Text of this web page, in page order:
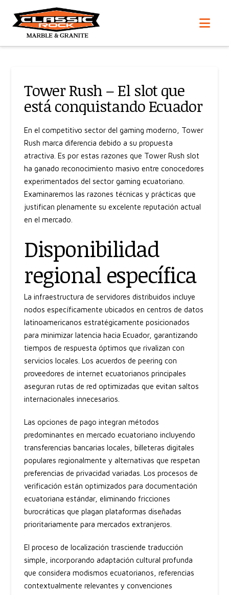
Tower Rush – El slot que
está conquistando Ecuador
En el competitivo sector del gaming moderno, Tower
Rush marca diferencia debido a su propuesta
atractiva. Es por estas razones que Tower Rush slot
ha ganado reconocimiento masivo entre conocedores
experimentados del sector gaming ecuatoriano.
Examinaremos las razones técnicas y prácticas que
justifican plenamente su excelente reputación actual
en el mercado.
Disponibilidad
regional específica
La infraestructura de servidores distribuidos incluye
nodos específicamente ubicados en centros de datos
latinoamericanos estratégicamente posicionados
para minimizar latencia hacia Ecuador, garantizando
tiempos de respuesta óptimos que rivalizan con
servicios locales. Los acuerdos de peering con
proveedores de internet ecuatorianos principales
aseguran rutas de red optimizadas que evitan saltos
internacionales innecesarios.
Las opciones de pago integran métodos
predominantes en mercado ecuatoriano incluyendo
transferencias bancarias locales, billeteras digitales
populares regionalmente y alternativas que respetan
preferencias de privacidad variadas. Los procesos de
verificación están optimizados para documentación
ecuatoriana estándar, eliminando fricciones
burocráticas que plagan plataformas diseñadas
prioritariamente para mercados extranjeros.
El proceso de localización trasciende traducción
simple, incorporando adaptación cultural profunda
que considera modismos ecuatorianos, referencias
contextualmente relevantes y convenciones